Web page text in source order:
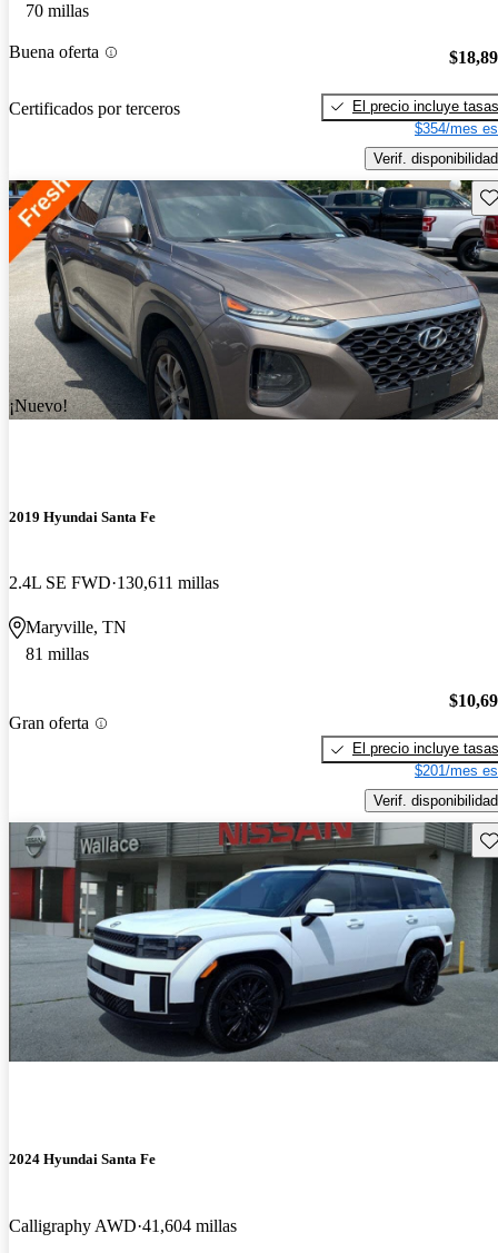
70 millas
Buena oferta
Certificados por terceros
El precio incluye tasas
$354/mes
Verif. disponibilidad
¡Nuevo!
2019 Hyundai Santa Fe
2.4L SE FWD 130,611 millas
Maryville, TN
81 millas
Gran oferta
El precio incluye tasas
$201/mes
Verif. disponibilidad
2024 Hyundai Santa Fe
Calligraphy AWD 41,604 millas